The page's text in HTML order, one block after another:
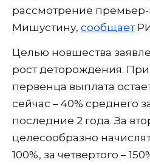
рассмотрение
Мишустину, сообщает
Целью новшества
рост деторождения.
первенца выплата
сейчас – 40% среднего
последние 2 года. За
целесообразно
100%, за четвертого –